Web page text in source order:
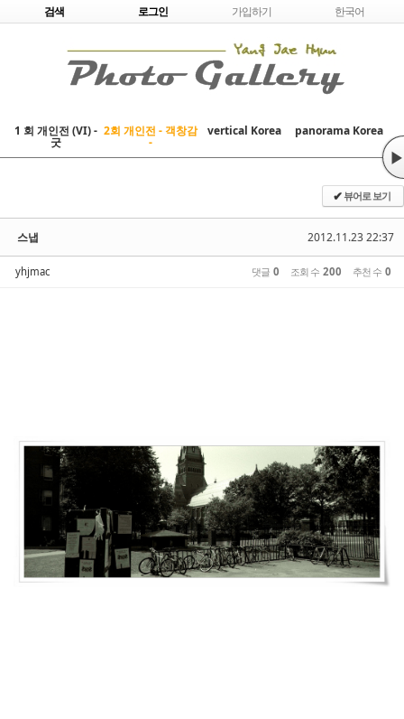
Skip to content
검색 로그인 가입하기 한국어
1 회 개인전 (VI) -
굿
2회 개인전 - 객창감
-
vertical Korea panorama Korea
▶
✔뷰어로 보기
2012.11.23 22:37
스냅
yhjmac 댓글 0 조회 수 200 추천 수 0